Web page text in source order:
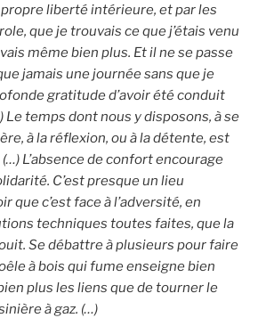
liberté intérieure, et par les
que je trouvais ce que j’étais venu
même bien plus. Et il ne se passe
jamais une journée sans que je
gratitude d’avoir été conduit
Le temps dont nous y disposons, à se
à la réflexion, ou à la détente, est
L’absence de confort encourage
C’est presque un lieu
que c’est face à l’adversité, en
techniques toutes faites, que la
Se débattre à plusieurs pour faire
à bois qui fume enseigne bien
plus les liens que de tourner le
à gaz. (…)